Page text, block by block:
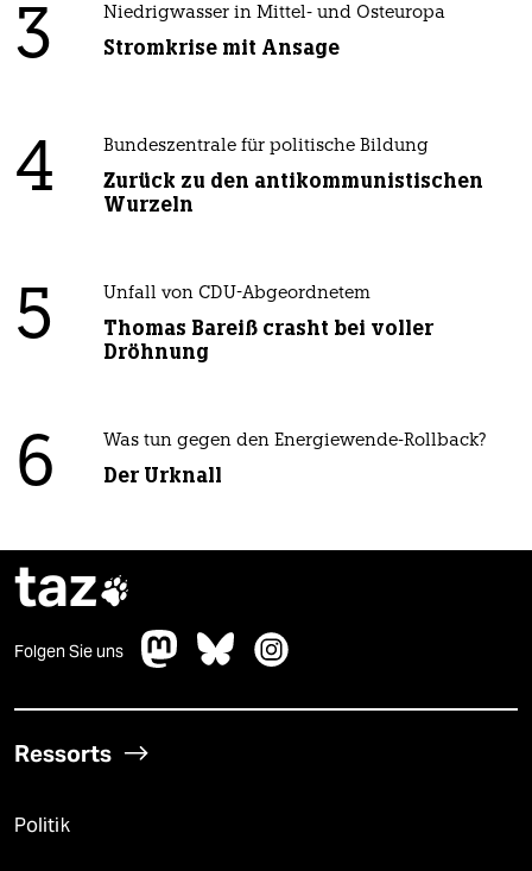
3 Niedrigwasser in Mittel- und Osteuropa
Stromkrise mit Ansage
4 Bundeszentrale für politische Bildung
Zurück zu den antikommunistischen
Wurzeln
5 Unfall von CDU-Abgeordnetem
Thomas Bareiß crasht bei voller
Dröhnung
6 Was tun gegen den Energiewende-Rollback?
Der Urknall
taz
Folgen Sie uns
Ressorts
Politik